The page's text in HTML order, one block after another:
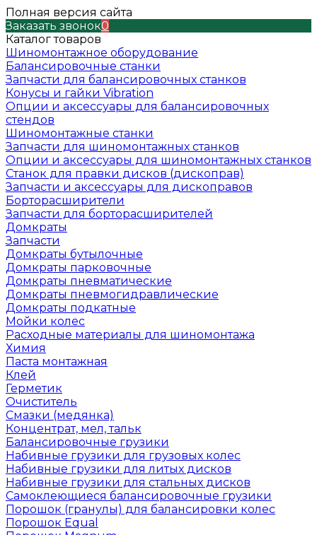
Полная версия сайта
Заказать звонок0
Каталог товаров
Шиномонтажное оборудование
Балансировочные станки
Запчасти для балансировочных станков
Конусы и гайки Vibration
Опции и аксессуары для балансировочных
стендов
Шиномонтажные станки
Запчасти для шиномонтажных станков
Опции и аксессуары для шиномонтажных станков
Станок для правки дисков (дископрав)
Запчасти и аксессуары для дископравов
Борторасширители
Запчасти для борторасширителей
Домкраты
Запчасти
Домкраты бутылочные
Домкраты парковочные
Домкраты пневматические
Домкраты пневмогидравлические
Домкраты подкатные
Мойки колес
Расходные материалы для шиномонтажа
Химия
Паста монтажная
Клей
Герметик
Очиститель
Смазки (медянка)
Концентрат, мел, тальк
Балансировочные грузики
Набивные грузики для грузовых колес
Набивные грузики для литых дисков
Набивные грузики для стальных дисков
Самоклеющиеся балансировочные грузики
Порошок (гранулы) для балансировки колес
Порошок Equal